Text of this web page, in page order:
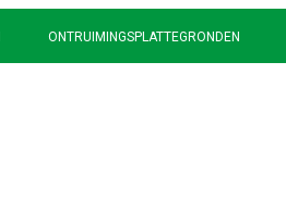
ONTRUIMINGSPLATTEGRONDEN